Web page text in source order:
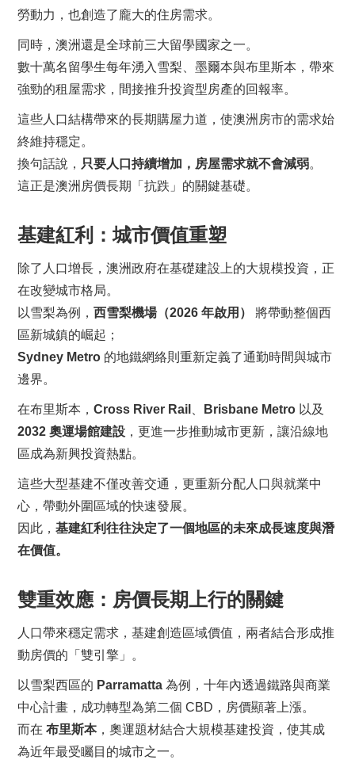
勞動力，也創造了龐大的住房需求。
同時，澳洲還是全球前三大留學國家之一。
數十萬名留學生每年湧入雪梨、墨爾本與布里斯本，帶來
強勁的租屋需求，間接推升投資型房產的回報率。
這些人口結構帶來的長期購屋力道，使澳洲房市的需求始
終維持穩定。
換句話說， 只要人口持續增加，房屋需求就不會減弱。
這正是澳洲房價長期「抗跌」的關鍵基礎。
基建紅利：城市價值重塑
除了人口增長，澳洲政府在基礎建設上的大規模投資，正
在改變城市格局。
以雪梨為例，西雪梨機場（2026 年啟用）
將帶動整個西
區新城鎮的崛起；
Sydney Metro 的地鐵網絡則重新定義了通勤時間與城市
邊界。
在布里斯本，Cross River Rail Brisbane Metro 以及
2032 奧運場館建設 ，更進一步推動城市更新，讓沿線地
區成為新興投資熱點。
這些大型基建不僅改善交通，更重新分配人口與就業中
心，帶動外圍區域的快速發展。
因此，基建紅利往往決定了一個地區的未來成長速度與潛
在價值。
雙重效應：房價長期上行的關鍵
人口帶來穩定需求，基建創造區域價值，兩者結合形成推
動房價的「雙引擎」。
以雪梨西區的 Parramatta 為例，十年內透過鐵路與商業
中心計畫，成功轉型為第二個 CBD，房價顯著上漲。
而在布里斯本，奧運題材結合大規模基建投資，使其成
為近年最受矚目的城市之一。